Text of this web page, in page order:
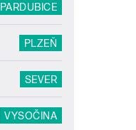
PARDUBICE
PLZEŇ
SEVER
VYSOČINA